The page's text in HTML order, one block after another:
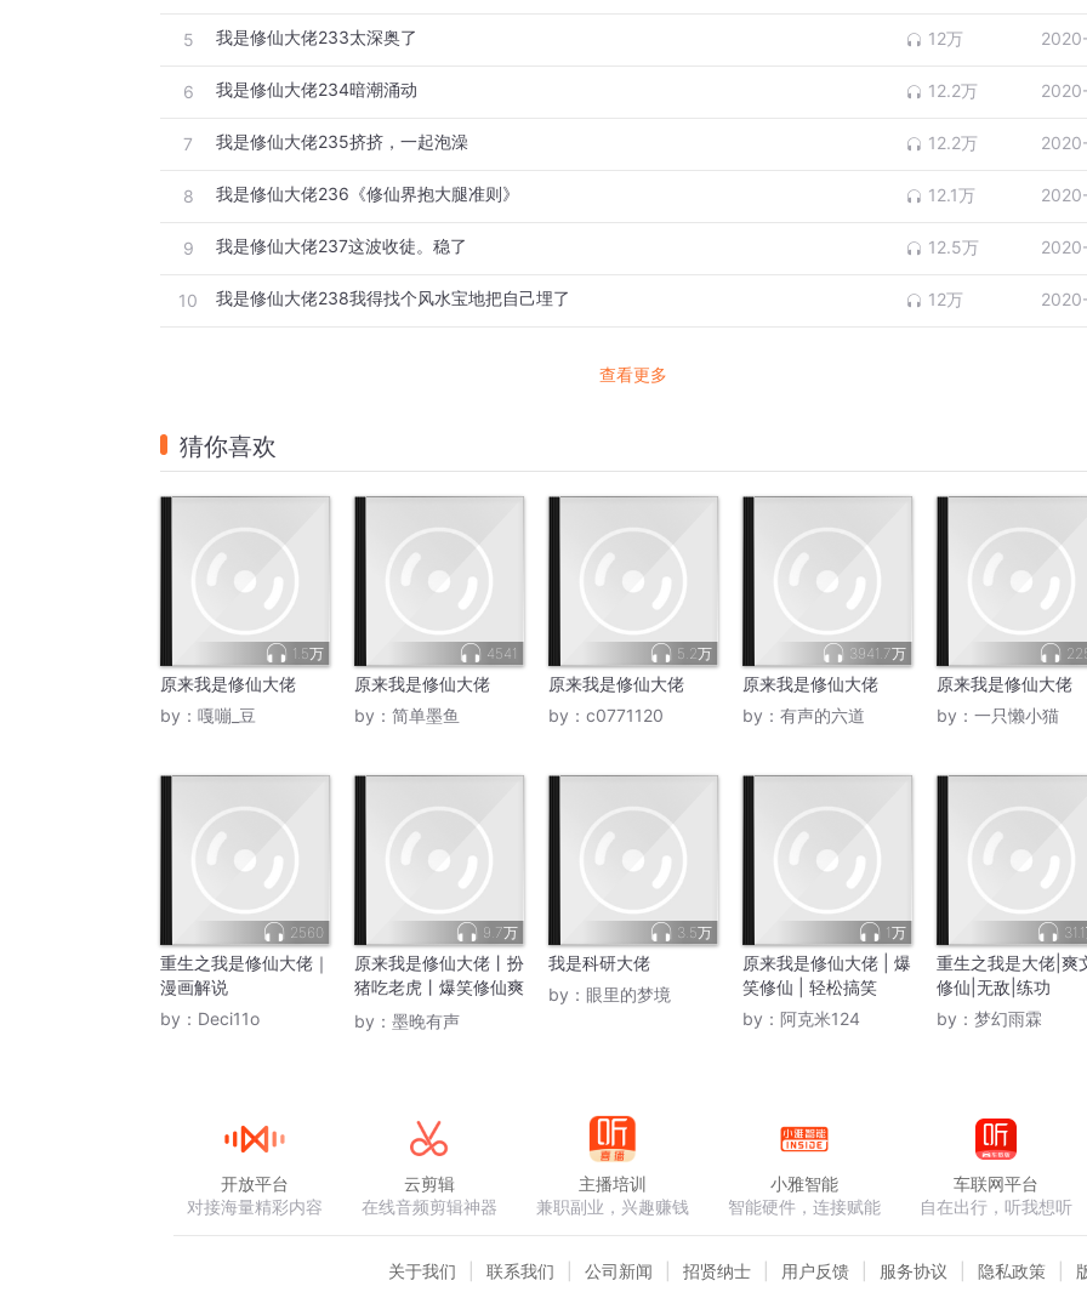
5 我是修仙大佬233太深奥了 12万
6 我是修仙大佬234暗潮涌动 12.2万
7 我是修仙大佬235挤挤，一起泡澡 12.2万
8 我是修仙大佬236《修仙界抱大腿准则》 12.1万
9 我是修仙大佬237这波收徒。稳了 12.5万
10 我是修仙大佬238我得找个风水宝地把自己埋了 12万
查看更多
猜你喜欢
1.5万
原来我是修仙大佬
by： 嘎嘣_豆
4541
原来我是修仙大佬
by： 简单墨鱼
5.2万
原来我是修仙大佬
by： c0771120
3941.7万
原来我是修仙大佬
by： 有声的六道
原来我是修仙大佬
by： 一只懒小猫
2560
重生之我是修仙大佬｜
漫画解说
by： Deci11o
9.7万
原来我是修仙大佬丨扮
猪吃老虎丨爆笑修仙爽
文
by： 墨晚有声
3.5万
我是科研大佬
by： 眼里的梦境
1万
原来我是修仙大佬 | 爆
笑修仙 | 轻松搞笑
by： 阿克米124
重生之我是大佬|爽
修仙|无敌|练功
by： 梦幻雨霖
开放平台
对接海量精彩内容
云剪辑
在线音频剪辑神器
主播培训
兼职副业，兴趣赚钱
小雅智能
智能硬件，连接赋能
车联网平台
自在出行，听我想听
关于我们 联系我们 公司新闻 招贤纳士 用户反馈 服务协议 隐私政策